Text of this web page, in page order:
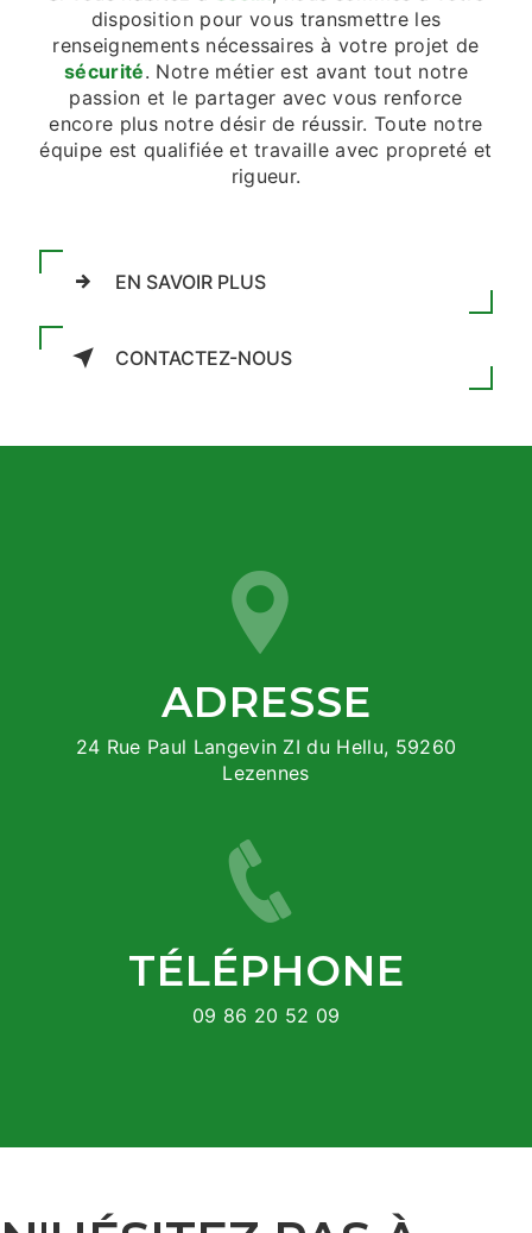
disposition pour vous transmettre les
renseignements nécessaires à votre projet de
sécurité. Notre métier est avant tout notre
passion et le partager avec vous renforce
encore plus notre désir de réussir. Toute notre
équipe est qualifiée et travaille avec propreté et
rigueur.
EN SAVOIR PLUS
CONTACTEZ-NOUS
ADRESSE
24 Rue Paul Langevin ZI du Hellu, 59260
Lezennes
TÉLÉPHONE
09 86 20 52 09